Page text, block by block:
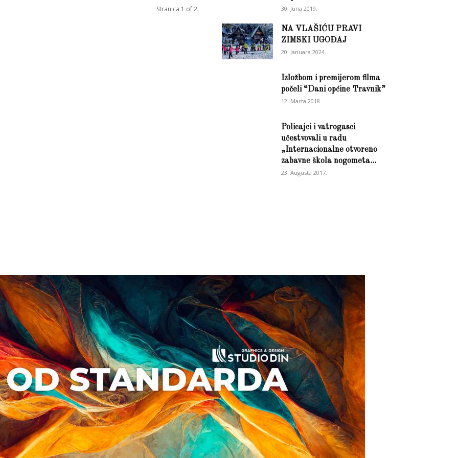
Stranica 1 of 2 30. Juna 2019.
NA VLAŠIĆU PRAVI
ZIMSKI UGOĐAJ
20. Januara 2024.
Izložbom i premijerom filma
počeli “Dani općine Travnik”
12. Marta 2018.
Policajci i vatrogasci
učestvovali u radu
„Internacionalne otvoreno
zabavne škola nogometa...
23. Augusta 2017.